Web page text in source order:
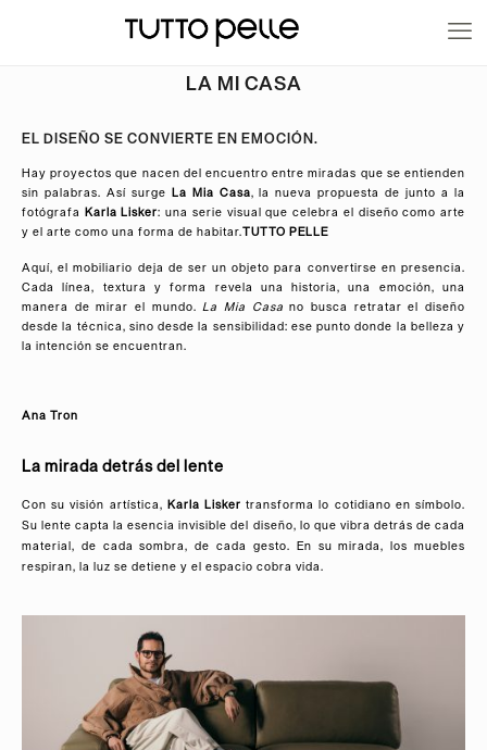
20% EN PRODUCTOS A FABRICACIÓN
LA MI CASA
EL DISEÑO SE CONVIERTE EN EMOCIÓN.
Hay proyectos que nacen del encuentro entre miradas que se entienden
sin palabras. Así surge La Mia Casa, la nueva propuesta dejunto a la
fotógrafa Karla Lisker: una serie visual que celebra el diseño como arte
y el arte como una forma de habitar.TUTTO PELLE
Aquí, el mobiliario deja de ser un objeto para convertirse en presencia.
Cada línea, textura y forma revela una historia, una emoción, una
manera de mirar el mundo.La Mia Casa no busca retratar el diseño
desde la técnica, sino desde la sensibilidad: ese punto donde la belleza y
la intención se encuentran.
Ana Tron
La mirada detrás del lente
Con su visión artística, Karla Lisker transforma lo cotidiano en símbolo.
Su lente capta la esencia invisible del diseño, lo que vibra detrás de cada
material, de cada sombra, de cada gesto. En su mirada, los muebles
respiran, la luz se detiene y el espacio cobra vida.